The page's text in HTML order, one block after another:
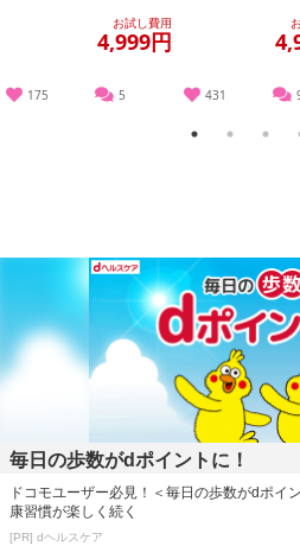
ン「デビルファン」(10
お試し費用
4,999円
175 5
ツメーカー」/
431
1 2 3
毎日の歩数がdポイントに！
ドコモユーザー必見！＜毎日の歩数がdポイ
康習慣が楽しく続く
[PR] dヘルスケア